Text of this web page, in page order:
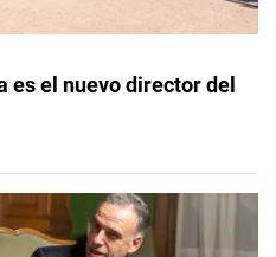
es el nuevo director del